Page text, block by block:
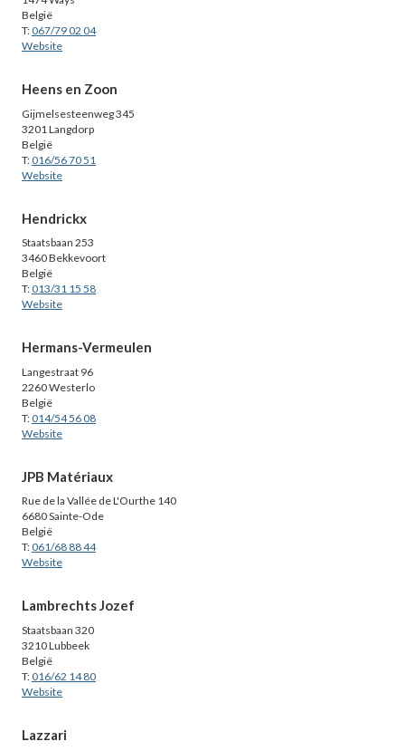
België
T:067/79 02 04
Website
Heens en Zoon
Gijmelsesteenweg 345
3201 Langdorp
België
T:016/56 70 51
Website
Hendrickx
Staatsbaan 253
3460 Bekkevoort
België
T:013/31 15 58
Website
Hermans-Vermeulen
Langestraat 96
2260 Westerlo
België
T:014/54 56 08
Website
JPB Matériaux
Rue de la Vallée de L'Ourthe 140
6680 Sainte-Ode
België
T:061/68 88 44
Website
Lambrechts Jozef
Staatsbaan 320
3210 Lubbeek
België
T:016/62 14 80
Website
Lazzari